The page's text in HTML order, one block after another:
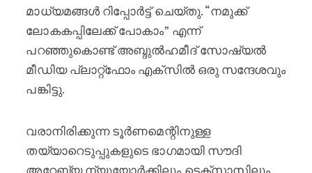
മാധ്യമങ്ങൾ റിപ്പോർട്ട് ചെയ്തു. “നമുക്ക്
ലോകകപ്പിലേക്ക് പോകാം” എന്ന്
പറഞ്ഞുകൊണ്ട് അബ്ദുൽഹമീദ് സോഷ്യൽ
മീഡിയ പ്ലാറ്റ്‌ഫോം എക്‌സിൽ ഒരു സന്ദേശവും
പങ്കിട്ടു.
വരാനിരിക്കുന്ന ടൂർണമെന്റിനുള്ള
തയ്യാറെടുപ്പുകളുടെ ഭാഗമായി സൗദി
അറേബ്യ ന്യൂയോർക്കിലും ടെക്‌സാസിലും